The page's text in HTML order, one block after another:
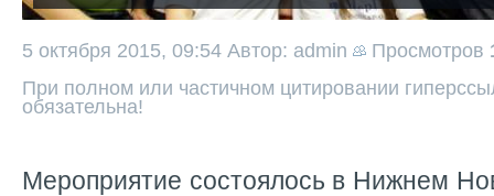
5 октября 2015, 09:54 Автор: admin Просмотров
При полном или частичном цитировании
обязательна!
Мероприятие состоялось в Нижнем